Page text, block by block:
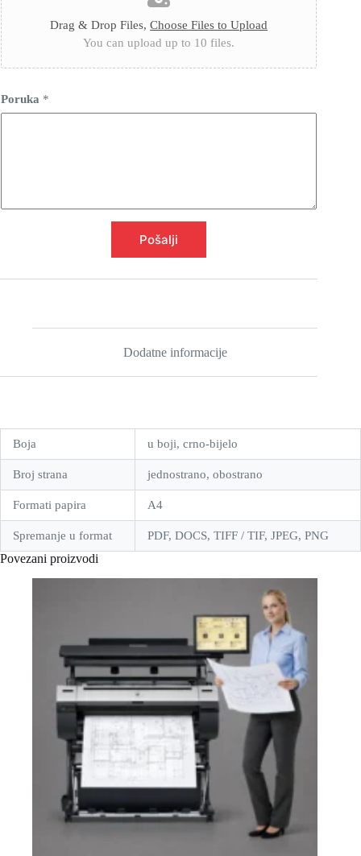
z
n
o
)
i
e
Drag & Drop Files,Choose Files to Upload
You can upload up to 10 files.
Poruka *
Pošalji
Dodatne informacije
Boja u boji, crno-bijelo
Broj strana jednostrano, obostrano
Formati papira A4
Spremanje u format PDF, DOCS, TIFF / TIF, JPEG, PNG
Povezani proizvodi